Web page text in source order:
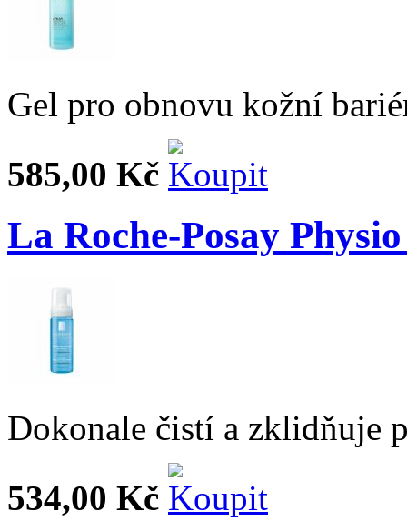
Gel pro obnovu kožní
585,00 Kč
La Roche-Posay
Dokonale čistí a zklidňuje
534,00 Kč